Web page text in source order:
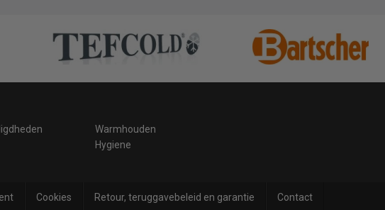
Warmhouden
Hygiene
Cookies Retour, teruggavebeleid en garantie Contact